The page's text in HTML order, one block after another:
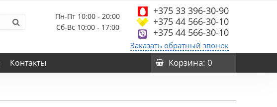
Пн-Пт 10:00 - 20:00
Сб-Вс 10:00 - 17:00
+375 33 396-30-90
+375 44 566-30-10
+375 44 566-30-10
Заказать обратный звонок
Контакты Корзина: 0